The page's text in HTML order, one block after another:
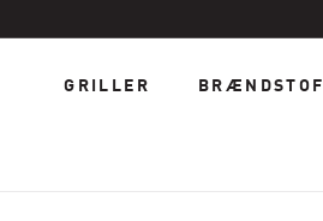
GRILLER BRÆNDSTOF